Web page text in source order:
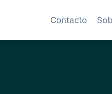
Contacto